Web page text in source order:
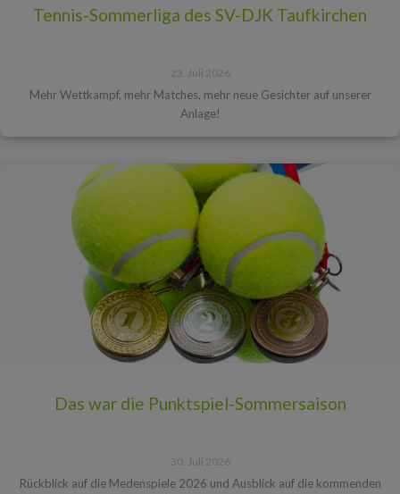
Tennis-Sommerliga des SV-DJK Taufkirchen
23. Juli 2026
Mehr Wettkampf, mehr Matches, mehr neue Gesichter auf unserer
Anlage!
Das war die Punktspiel-Sommersaison
30. Juli 2026
Rückblick auf die Medenspiele 2026 und Ausblick auf die kommenden